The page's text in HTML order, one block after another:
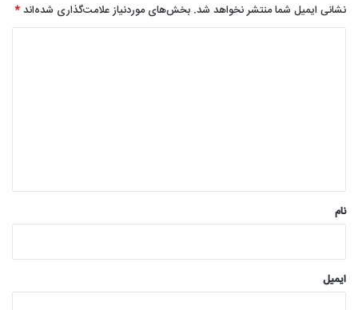
نشانی ایمیل شما منتشر نخواهد شد. بخش‌های موردنیاز علامت‌گذاری شده‌اند*
نام
ایمیل